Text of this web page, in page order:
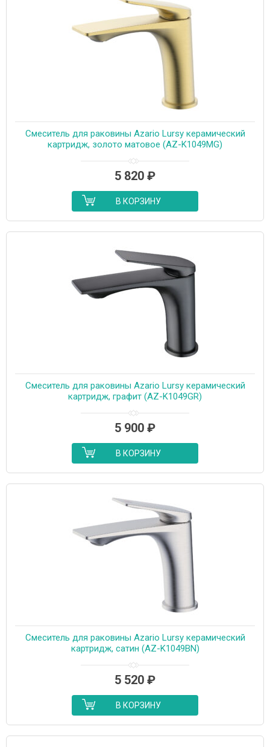
Cмеситель для раковины Azario Lursy керамический
картридж, золото матовое (AZ-K1049MG)
5 820 ₽
В КОРЗИНУ
Cмеситель для раковины Azario Lursy керамический
картридж, графит (AZ-K1049GR)
5 900 ₽
В КОРЗИНУ
Cмеситель для раковины Azario Lursy керамический
картридж, сатин (AZ-K1049BN)
5 520 ₽
В КОРЗИНУ